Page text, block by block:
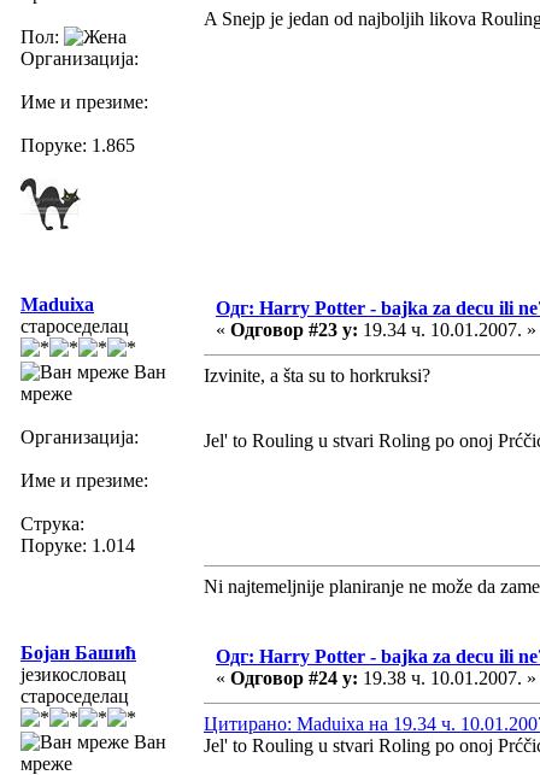
Пол:
Организација:
Име и презиме:
Поруке: 1.865
A Snejp je jedan od najboljih likova
Maduixa
староседелац
Ван
мреже
Организација:
Име и презиме:
Струка:
Поруке: 1.014
Одг: Harry Potter - bajka za decu ili
« Одговор #23 у: 19.34 ч. 10.01.2007. »
Izvinite, a šta su to horkruksi?
Jel' to Rouling u stvari Roling po onoj
Ni najtemeljnije planiranje ne može da
Бојан Башић
језикословац
староседелац
Ван
мреже
Одг: Harry Potter - bajka za decu ili
« Одговор #24 у: 19.38 ч. 10.01.2007. »
Цитирано: Maduixa на 19.34 ч.
Jel' to Rouling u stvari Roling po onoj